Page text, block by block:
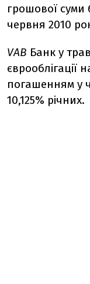
грошової суми
червня 2010
VAB Банк у
єврооблігації
погашенням у
10,125% річних.